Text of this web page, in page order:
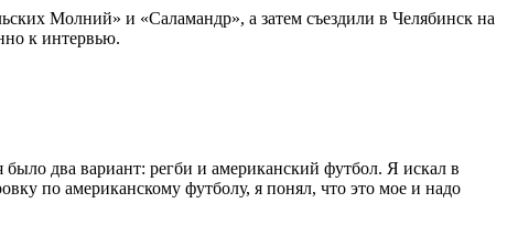
Молний» и «Саламандр», а затем съездили в Челябинск на
к интервью.
два вариант: регби и американский футбол. Я искал в
по американскому футболу, я понял, что это мое и надо